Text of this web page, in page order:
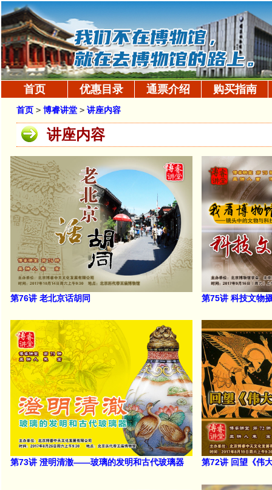
首页 优惠目录 通票介绍 购买指南
首页 > 博睿讲堂 > 讲座内容
讲座内容
第76讲 老北京话胡同 第75讲 科技文物
第73讲 澄明清澈——玻璃的发明和古代玻璃器 第72讲 回望《伟